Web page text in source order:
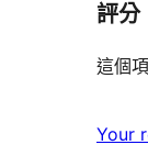
評分
這個
Your